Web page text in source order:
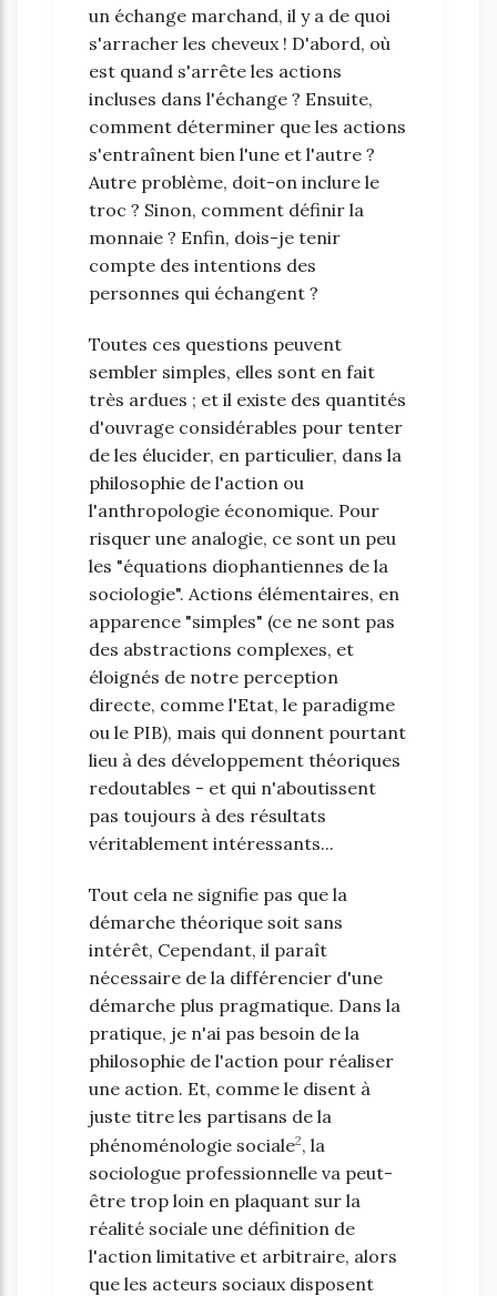
un échange marchand, il y a de quoi
s'arracher les cheveux ! D'abord, où
est quand s'arrête les actions
incluses dans l'échange ? Ensuite,
comment déterminer que les actions
s'entraînent bien l'une et l'autre ?
Autre problème, doit-on inclure le
troc ? Sinon, comment définir la
monnaie ? Enfin, dois-je tenir
compte des intentions des
personnes qui échangent ?
Toutes ces questions peuvent
sembler simples, elles sont en fait
très ardues ; et il existe des quantités
d'ouvrage considérables pour tenter
de les élucider, en particulier, dans la
philosophie de l'action ou
l'anthropologie économique. Pour
risquer une analogie, ce sont un peu
les "équations diophantiennes de la
sociologie". Actions élémentaires, en
apparence "simples" (ce ne sont pas
des abstractions complexes, et
éloignés de notre perception
directe, comme l'Etat, le paradigme
ou le PIB), mais qui donnent pourtant
lieu à des développement théoriques
redoutables - et qui n'aboutissent
pas toujours à des résultats
véritablement intéressants...
Tout cela ne signifie pas que la
démarche théorique soit sans
intérêt, Cependant, il paraît
nécessaire de la différencier d'une
démarche plus pragmatique. Dans la
pratique, je n'ai pas besoin de la
philosophie de l'action pour réaliser
une action. Et, comme le disent à
juste titre les partisans de la
phénoménologie sociale2, la
sociologue professionnelle va peut-
être trop loin en plaquant sur la
réalité sociale une définition de
l'action limitative et arbitraire, alors
que les acteurs sociaux disposent